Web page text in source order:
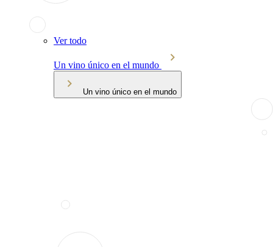
Ver todo
Un vino único en el mundo
Un vino único en el mundo